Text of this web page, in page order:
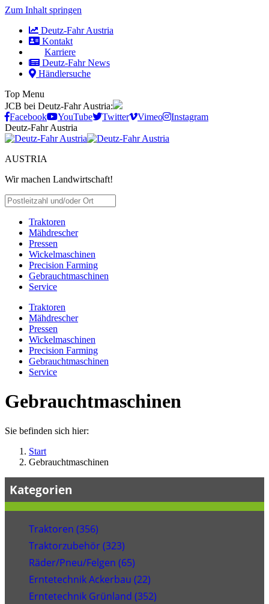
Zum Inhalt springen
Deutz-Fahr Austria
Kontakt
Karriere
Deutz-Fahr News
Händlersuche
Top Menu
JCB bei Deutz-Fahr Austria:
Facebook
YouTube Twitter Vimeo
Instagram
Deutz-Fahr Austria
AUSTRIA
Wir machen Landwirtschaft!
Traktoren
Mähdrescher
Pressen
Wickelmaschinen
Precision Farming
Gebrauchtmaschinen
Service
Traktoren
Mähdrescher
Pressen
Wickelmaschinen
Precision Farming
Gebrauchtmaschinen
Service
Gebrauchtmaschinen
Sie befinden sich hier:
Start
Gebrauchtmaschinen
Kategorien
Traktoren (356)
Traktorzubehör (323)
Räder/Pneu/Felgen (65)
Erntetechnik Ackerbau (22)
Erntetechnik Grünland (352)